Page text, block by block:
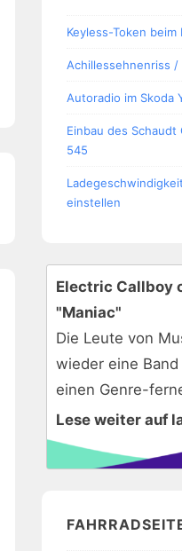
Keyless-Token beim
Achillessehnenriss
Autoradio im Skoda
Einbau des Schaudt
545
einstellen
Electric Callboy
"Maniac"
Die Leute von
wieder eine
einen Genre-
Lese weiter auf